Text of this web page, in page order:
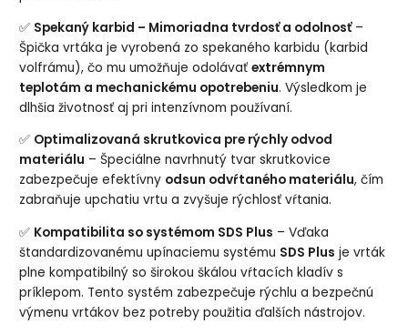
✅ Spekaný karbid – Mimoriadna tvrdosť a odolnosť–
Špička vrtáka je vyrobená zo spekaného karbidu (karbid
volfrámu), čo mu umožňuje odolávaťextrémnym
teplotám a mechanickému opotrebeniu. Výsledkom je
dlhšia životnosť aj pri intenzívnom používaní.
✅ Optimalizovaná skrutkovica pre rýchly odvod
materiálu – Špeciálne navrhnutý tvar skrutkovice
zabezpečuje efektívny odsun odvŕtaného materiálu, čím
zabraňuje upchatiu vrtu a zvyšuje rýchlosť vŕtania.
✅ Kompatibilita so systémom SDS Plus – Vďaka
štandardizovanému upínaciemu systému SDS Plus je vrták
plne kompatibilný so širokou škálou vŕtacích kladív s
príklepom. Tento systém zabezpečuje rýchlu a bezpečnú
výmenu vrtákov bez potreby použitia ďalších nástrojov.